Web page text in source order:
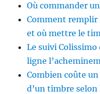
Où commander
Comment remplir
et où mettre le
Le suivi
ligne
Combien coûte
d’un timbre